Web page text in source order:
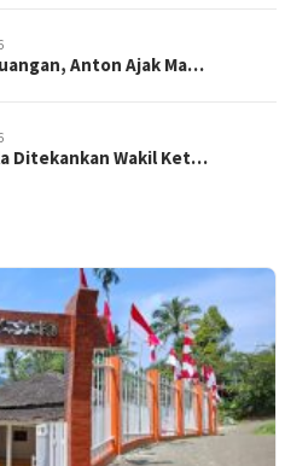
Anton Ajak Ma…
Ditekankan Wakil Ket…